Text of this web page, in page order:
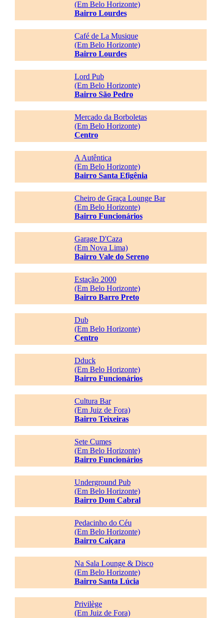
(Em Belo Horizonte)
Bairro Lourdes
Café de La Musique
(Em Belo Horizonte)
Bairro Lourdes
Lord Pub
(Em Belo Horizonte)
Bairro São Pedro
Mercado da Borboletas
(Em Belo Horizonte)
Centro
A Autêntica
(Em Belo Horizonte)
Bairro Santa Efigênia
Cheiro de Graça Lounge Bar
(Em Belo Horizonte)
Bairro Funcionários
Garage D'Caza
(Em Nova Lima)
Bairro Vale do Sereno
Estação 2000
(Em Belo Horizonte)
Bairro Barro Preto
Dub
(Em Belo Horizonte)
Centro
Dduck
(Em Belo Horizonte)
Bairro Funcionários
Cultura Bar
(Em Juiz de Fora)
Bairro Teixeiras
Sete Cumes
(Em Belo Horizonte)
Bairro Funcionários
Underground Pub
(Em Belo Horizonte)
Bairro Dom Cabral
Pedacinho do Céu
(Em Belo Horizonte)
Bairro Caiçara
Na Sala Lounge & Disco
(Em Belo Horizonte)
Bairro Santa Lúcia
Privilège
(Em Juiz de Fora)